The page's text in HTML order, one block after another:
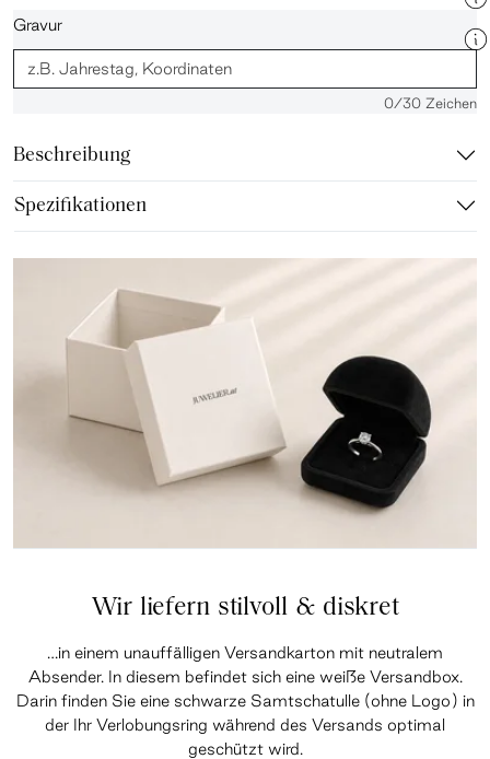
Gravur
0/30 Zeichen
Beschreibung
Spezifikationen
Wir liefern stilvoll & diskret
…in einem unauffälligen Versandkarton mit neutralem
Absender. In diesem befindet sich eine weiße Versandbox.
Darin finden Sie eine schwarze Samtschatulle (ohne Logo) in
der Ihr Verlobungsring während des Versands optimal
geschützt wird.